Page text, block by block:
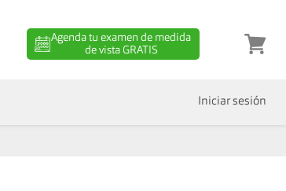
Agenda tu examen de medida
de vista GRATIS
Iniciar sesión